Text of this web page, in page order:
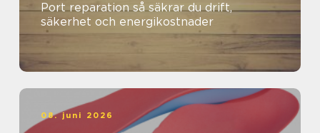
Port reparation så säkrar du drift,
säkerhet och energikostnader
08. juni 2026